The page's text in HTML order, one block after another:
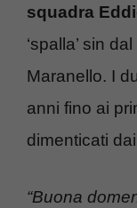
squadra
‘spalla’ sin
Maranello. I
anni fino ai
dimenticati
“Buona